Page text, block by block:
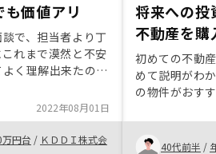
価値アリ
で、担当者より丁
れまで漠然と不安
く理解出来たの
丁寧なサポートによ
出来た。
2022年08月01日
円台 / ＫＤＤＩ株式会
将来への投
不動産を購
初めての不動
めて説明がわ
の物件がおす
の投資用不動
かったこと。
40代前半 /